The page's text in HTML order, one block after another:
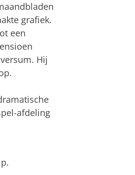
grafiek.
een
Hij
afdeling